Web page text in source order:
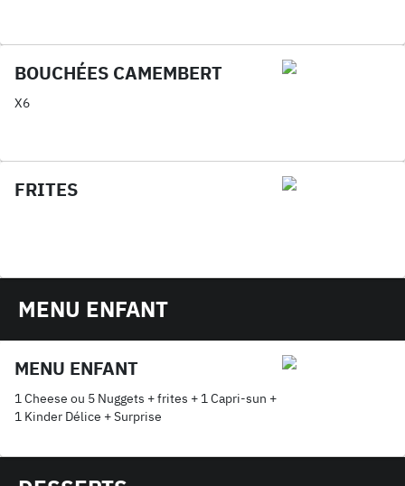
BOUCHÉES CAMEMBERT
X6
FRITES
MENU ENFANT
MENU ENFANT
1 Cheese ou 5 Nuggets + frites + 1 Capri-sun +
1 Kinder Délice + Surprise